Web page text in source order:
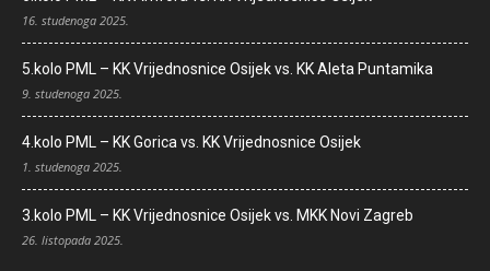
16. studenoga 2025.
5.kolo PML – KK Vrijednosnice Osijek vs. KK Aleta Puntamika
9. studenoga 2025.
4.kolo PML – KK Gorica vs. KK Vrijednosnice Osijek
1. studenoga 2025.
3.kolo PML – KK Vrijednosnice Osijek vs. MKK Novi Zagreb
26. listopada 2025.